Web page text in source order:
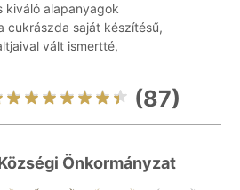
kiváló alapanyagok
cukrászda saját készítésű,
vált ismertté,
(87)
Önkormányzat